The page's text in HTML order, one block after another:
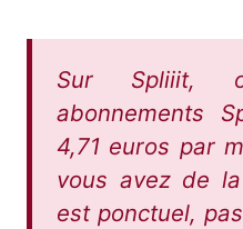
Sur Spliiit,
abonnements
4,71 euros par
vous avez de
est ponctuel,